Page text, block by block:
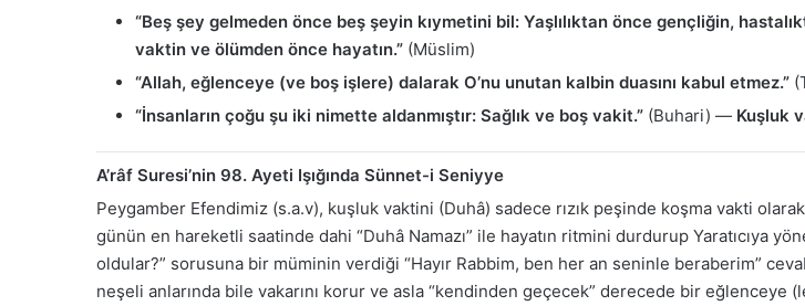
“Beş şey gelmeden önce beş şeyin kıymetini bil: Yaşlılıktan önce gençliğin,
vaktin ve ölümden önce hayatın.” (Müslim)
“Allah, eğlenceye (ve boş işlere) dalarak O’nu unutan kalbin duasını kabul etmez.”
“İnsanların çoğu şu iki nimette aldanmıştır: Sağlık ve boş vakit.” (Buhari) — Kuşluk
A’râf Suresi’nin 98. Ayeti Işığında Sünnet-i Seniyye
Peygamber Efendimiz (s.a.v), kuşluk vaktini (Duhâ) sadece rızık peşinde koşma vakti
günün en hareketli saatinde dahi “Duhâ Namazı” ile hayatın ritmini durdurup Yaratıcıya
oldular?” sorusuna bir müminin verdiği “Hayır Rabbim, ben her an seninle beraberim”
neşeli anlarında bile vakarını korur ve asla “kendinden geçecek” derecede bir eğlenceye